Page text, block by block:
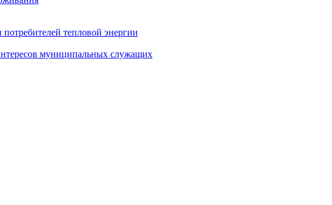
тепловой энергии
муниципальных служащих